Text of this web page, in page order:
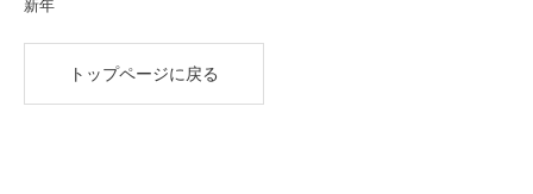
新年
トップページに戻る